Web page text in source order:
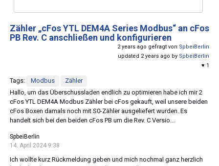
Zähler „cFos YTL DEM4A Series Modbus“ an cFos
PB Rev. C anschließen und konfigurieren
2 years ago gefragt von SpbeiBerlin
updated 2 years ago by SpbeiBerlin
♥ 1
Tags: Modbus
Zähler
Hallo, um das Überschussladen endlich zu optimieren habe ich mir 2
cFos YTL DEM4A Modbus Zähler bei cFos gekauft, weil unsere beiden
cFos Boxen damals noch mit S0-Zähler ausgeliefert wurden. Es
handelt sich bei den beiden cFos PB um die Rev. C Versio...
SpbeiBerlin
14. April 2024 9:38
Ich wollte kurz Rückmeldung geben und mich nochmal ganz herzlich